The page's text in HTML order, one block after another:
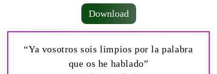
Download
“Ya vosotros sois limpios por la palabra
que os he hablado”